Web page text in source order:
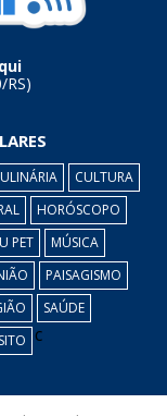
RS)
CULTURA
HORÓSCOPO
PET
MÚSICA
PAISAGISMO
SAÚDE
c